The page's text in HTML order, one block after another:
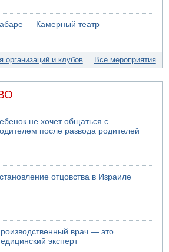
склады
по Саудовскому танкеру
ворваться в офис
— Камерный театр
организаций и клубов Все мероприятия
не хочет общаться с
после развода родителей
отцовства в Израиле
врач — это
эксперт